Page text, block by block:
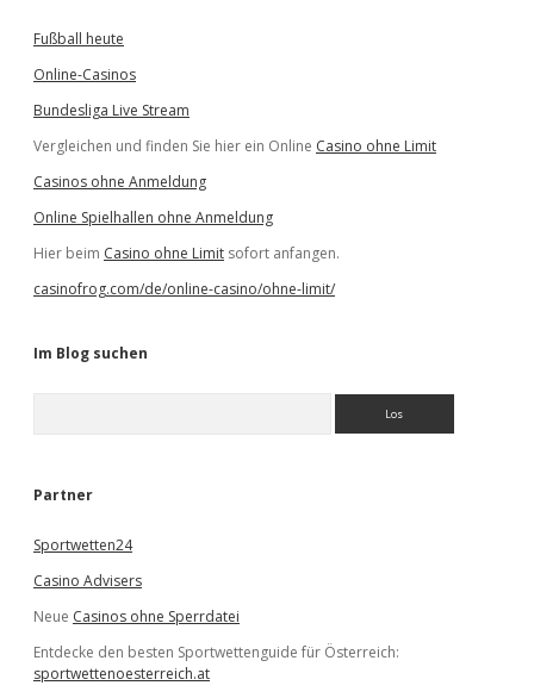
Fußball heute
Online-Casinos
Bundesliga Live Stream
Vergleichen und finden Sie hier ein Online Casino ohne Limit
Casinos ohne Anmeldung
Online Spielhallen ohne Anmeldung
Hier beim Casino ohne Limit sofort anfangen.
casinofrog.com/de/online-casino/ohne-limit/
Im Blog suchen
e
Partner
Sportwetten24
Casino Advisers
Neue Casinos ohne Sperrdatei
Entdecke den besten Sportwettenguide für Österreich:
sportwettenoesterreich.at